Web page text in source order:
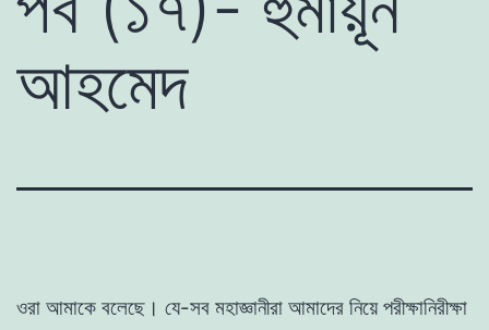
আহমেদ
ওরা আমাকে বলেছে। যে-সব মহাজ্ঞানীরা আমাদের নিয়ে পরীক্ষানিরীক্ষা